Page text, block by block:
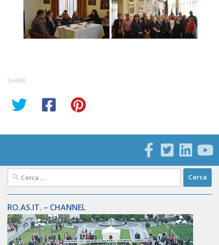
SHARE
Ricerca
RO.AS.IT. – CHANNEL